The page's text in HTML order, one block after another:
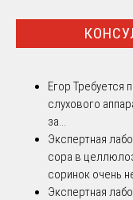
Егор Требуется
слухового
за...
Экспертная
сора в
соринок очень
Экспертная